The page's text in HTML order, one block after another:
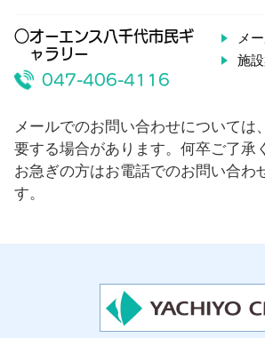
○オーエンス八千代市民ギ
ャラリー
047-406-4116
メ
施
メールでのお問い合わせについては
要する場合があります。何卒ご了承
お急ぎの方はお電話でのお問い合わ
す。